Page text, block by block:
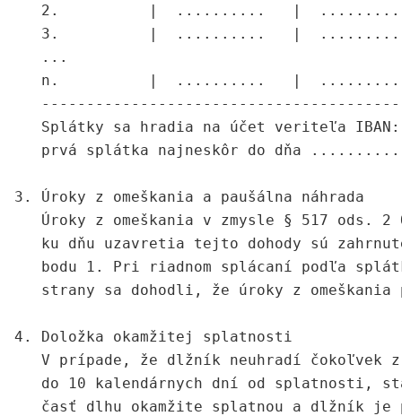
2.          |  ..........   |
3.          |  ..........   |
   ...
n.          |  ..........   |
Splátky sa hradia na účet veriteľa
prvá splátka najneskôr do dňa
3. Úroky z omeškania a paušálna náhrada
Úroky z omeškania v zmysle § 517 ods. 2
ku dňu uzavretia tejto dohody sú
bodu 1. Pri riadnom splácaní podľa
strany sa dohodli, že úroky z omeškania
4. Doložka okamžitej splatnosti
V prípade, že dlžník neuhradí čokoľvek
do 10 kalendárnych dní od splatnosti,
časť dlhu okamžite splatnou a dlžník je